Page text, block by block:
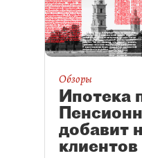
Обзоры
Ипотека
добавит